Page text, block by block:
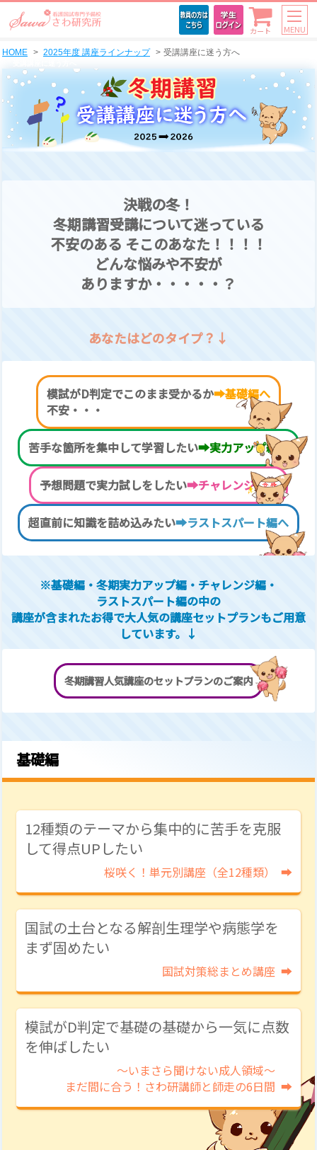
カート MENU
HOME 2025年度 講座ラインナップ 受講講座に迷う方へ
決戦の冬！
冬期講習受講について迷っている
不安のある そこのあなた！！！！
どんな悩みや不安が
ありますか・・・・・？
あなたはどのタイプ？↓
模試がD判定でこのまま受かるか
不安・・・
➡基礎編へ
苦手な箇所を集中して学習したい➡実力アップ編へ
予想問題で実力試しをしたい➡チャレンジ編へ
超直前に知識を詰め込みたい➡ラストスパート編へ
※基礎編・冬期実力アップ編・チャレンジ編・
ラストスパート編の中の
講座が含まれたお得で大人気の講座セットプランもご用意
しています。↓
冬期講習人気講座のセットプランのご案内
基礎編
12種類のテーマから集中的に苦手を克服
して得点UPしたい
桜咲く！単元別講座 （全12種類）
国試の土台となる解剖生理学や病態学を
まず固めたい
国試対策総まとめ講座
模試がD判定で基礎の基礎から一気に点数
を伸ばしたい
～いまさら聞けない成人領域～
まだ間に合う！さわ研講師と師走の6日間